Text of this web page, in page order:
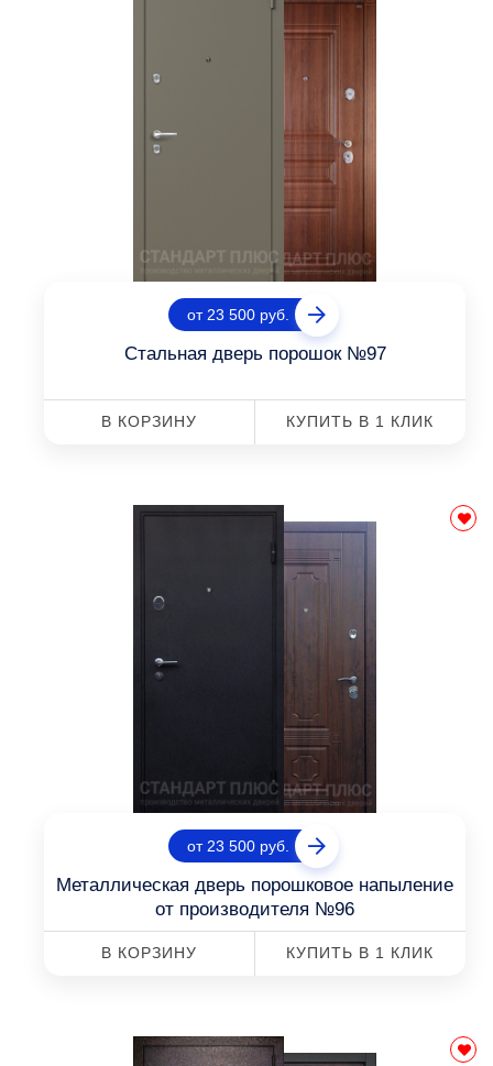
от 23 500 руб.
Стальная дверь порошок №97
В КОРЗИНУ КУПИТЬ В 1 КЛИК
от 23 500 руб.
Металлическая дверь порошковое напыление
от производителя №96
В КОРЗИНУ КУПИТЬ В 1 КЛИК